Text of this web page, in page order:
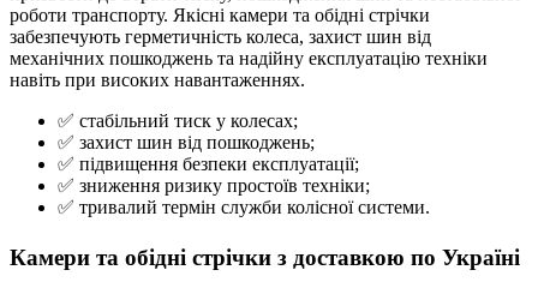
роботи транспорту. Якісні камери та обідні стрічки
забезпечують герметичність колеса, захист шин від
механічних пошкоджень та надійну експлуатацію техніки
навіть при високих навантаженнях.
✅ стабільний тиск у колесах;
✅ захист шин від пошкоджень;
✅ підвищення безпеки експлуатації;
✅ зниження ризику простоїв техніки;
✅ тривалий термін служби колісної системи.
Камери та обідні стрічки з доставкою по Україні